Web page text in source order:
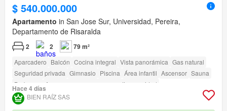
$ 540.000.000
Apartamento in San Jose Sur, Universidad, Pereira,
Departamento de Risaralda
2 2 79 m²
Aparcadero Balcón Cocina integral Vista panorámica Gas natural
Seguridad privada Gimnasio Piscina Área infantil Ascensor Sauna
Barbecue
Acceso para personas con discapacidad
Hace 4 días
BIEN RAÍZ SAS